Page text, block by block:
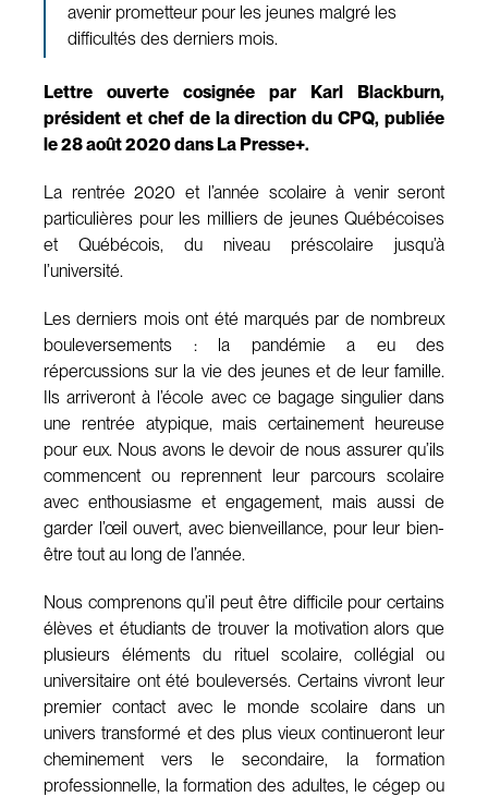
avenir prometteur pour les jeunes malgré les
difficultés des derniers mois.
Lettre ouverte cosignée par Karl Blackburn,
président et chef de la direction du CPQ, publiée
le 28 août 2020 dans La Presse+.
La rentrée 2020 et l’année scolaire à venir seront
particulières pour les milliers de jeunes Québécoises
et Québécois, du niveau préscolaire jusqu’à
l’université.
Les derniers mois ont été marqués par de nombreux
bouleversements : la pandémie a eu des
répercussions sur la vie des jeunes et de leur famille.
Ils arriveront à l’école avec ce bagage singulier dans
une rentrée atypique, mais certainement heureuse
pour eux. Nous avons le devoir de nous assurer qu’ils
commencent ou reprennent leur parcours scolaire
avec enthousiasme et engagement, mais aussi de
garder l’œil ouvert, avec bienveillance, pour leur bien-
être tout au long de l’année.
Nous comprenons qu’il peut être difficile pour certains
élèves et étudiants de trouver la motivation alors que
plusieurs éléments du rituel scolaire, collégial ou
universitaire ont été bouleversés. Certains vivront leur
premier contact avec le monde scolaire dans un
univers transformé et des plus vieux continueront leur
cheminement vers le secondaire, la formation
professionnelle, la formation des adultes, le cégep ou